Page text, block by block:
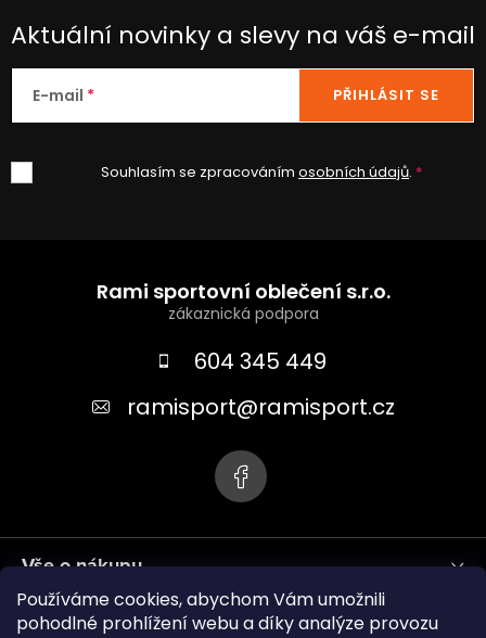
Používáme cookies, abychom Vám umožnili
pohodlné prohlížení webu a díky analýze provozu
Aktuální novinky a slevy na váš e-mail
E-mail
Souhlasím se zpracováním osobních údajů.
PŘIHLÁSIT SE
Rami sportovní oblečení s.r.o.
604 345 449
ramisport@ramisport.cz
Vše o nákupu
Informace pro vás